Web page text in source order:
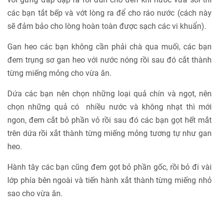
các bạn tắt bếp và vớt lòng ra để cho ráo nước (cách này
sẽ đảm bảo cho lòng hoàn toàn được sạch các vi khuẩn).
Gan heo các bạn không cần phải chà qua muối, các bạn
đem trụng sơ gan heo với nước nóng rồi sau đó cắt thành
từng miếng mỏng cho vừa ăn.
Dứa các bạn nên chọn những loại quả chín và ngọt, nên
chọn những quả có nhiều nước và không nhạt thì mới
ngon, đem cắt bỏ phần vỏ rồi sau đó các bạn gọt hết mắt
trên dứa rồi xắt thành từng miếng mỏng tương tự như gan
heo.
Hành tây các bạn cũng đem gọt bỏ phần gốc, rồi bỏ đi vài
lớp phía bên ngoài và tiến hành xắt thành từng miếng nhỏ
sao cho vừa ăn.